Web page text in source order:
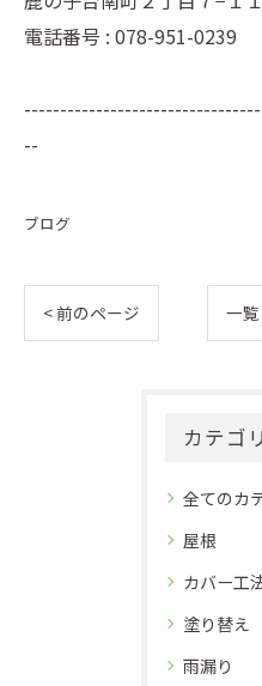
電話番号 : 078-951-0239
--
ブログ
< 前のページ 一
カテゴ
全てのカ
屋根
カバー工
塗り替え
雨漏り